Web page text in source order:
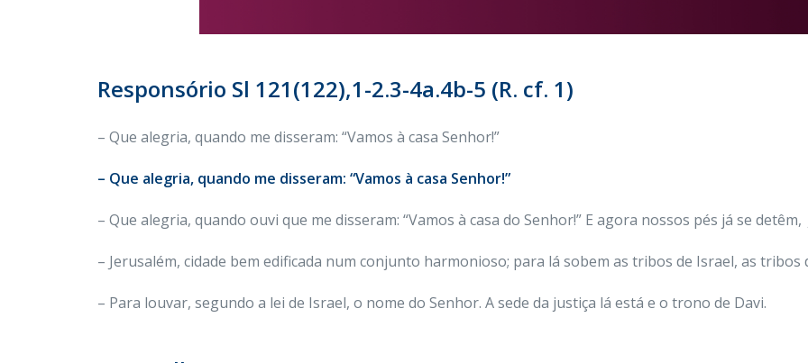
Responsório Sl 121(122),1-2.3-4a.4b-5 (R. cf. 1)
– Que alegria, quando me disseram: “Vamos à casa Senhor!”
– Que alegria, quando me disseram: “Vamos à casa Senhor!”
– Que alegria, quando ouvi que me disseram: “Vamos à casa do Senhor!” E agora nossos pés já se
– Jerusalém, cidade bem edificada num conjunto harmonioso; para lá sobem as tribos de Israel, as tribos
– Para louvar, segundo a lei de Israel, o nome do Senhor. A sede da justiça lá está e o trono de Davi.